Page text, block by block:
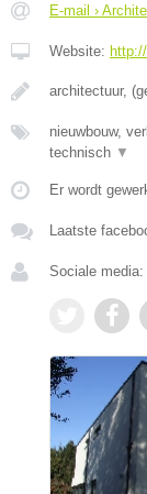
E-mail ›
Website:
architectuur,
nieuwbouw,
technisch ▼
Er wordt
Laatste
Sociale media: